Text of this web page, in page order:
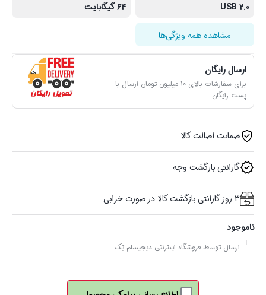
USB 2.0 64 گیگابایت
مشاهده همه ویژگی‌ها
ارسال رایگان
برای سفارشات بالای 10 میلیون تومان ارسال با
پست رایگان
ضمانت اصالت کالا
گارانتی بازگشت وجه
3 روز گارانتی بازگشت کالا در صورت خرابی
ناموجود
ارسال توسط فروشگاه اینترنتی دیجیسام تِک